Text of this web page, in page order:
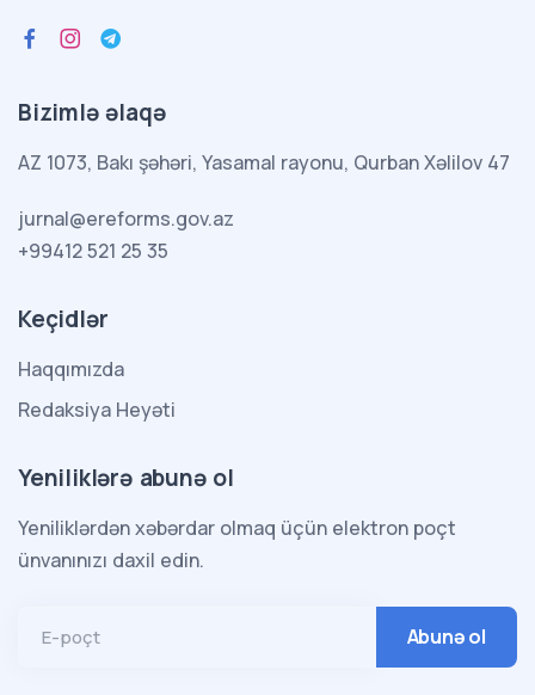
Bizimlə əlaqə
AZ 1073, Bakı şəhəri, Yasamal rayonu, Qurban Xəlilov 47
jurnal@ereforms.gov.az
+99412 521 25 35
Keçidlər
Haqqımızda
Redaksiya Heyəti
Yeniliklərə abunə ol
Yeniliklərdən xəbərdar olmaq üçün elektron poçt
ünvanınızı daxil edin.
E-poçt